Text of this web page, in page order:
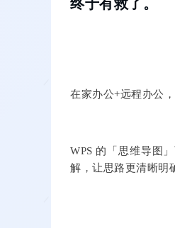
按下后，我们负责搞定